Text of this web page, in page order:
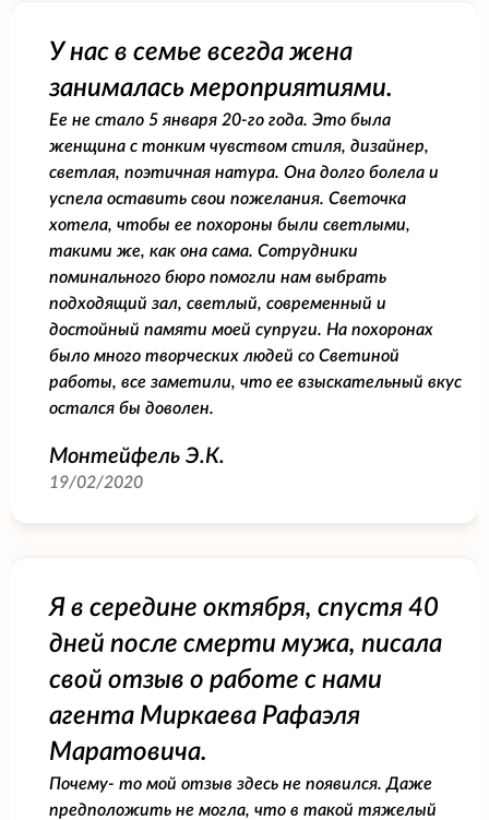
У нас в семье всегда жена
занималась мероприятиями.
Ее не стало 5 января 20-го года. Это была
женщина с тонким чувством стиля, дизайнер,
светлая, поэтичная натура. Она долго болела и
успела оставить свои пожелания. Светочка
хотела, чтобы ее похороны были светлыми,
такими же, как она сама. Сотрудники
поминального бюро помогли нам выбрать
подходящий зал, светлый, современный и
достойный памяти моей супруги. На похоронах
было много творческих людей со Светиной
работы, все заметили, что ее взыскательный вкус
остался бы доволен.
Монтейфель Э.К.
19/02/2020
Я в середине октября, спустя 40
дней после смерти мужа, писала
свой отзыв о работе с нами
агента Миркаева Рафаэля
Маратовича.
Почему- то мой отзыв здесь не появился. Даже
предположить не могла, что в такой тяжелый